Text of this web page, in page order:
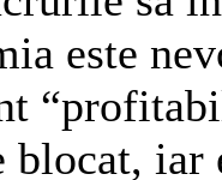
este
blocat,